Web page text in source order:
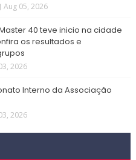
Aug 05, 2026
Master 40 teve inicio na cidade
os resultados e
2026
Interno da Associação
2026